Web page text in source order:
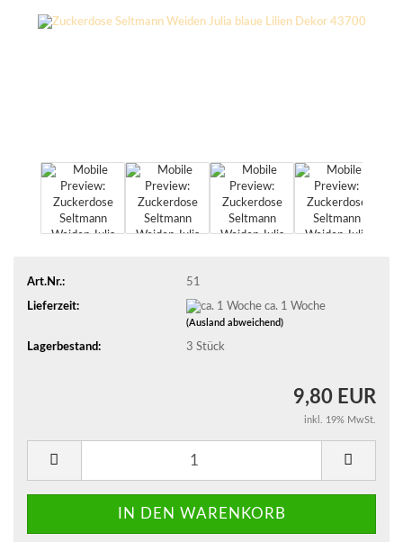
Art.Nr.: 51
Lieferzeit: ca. 1 Woche
(Ausland abweichend)
Lagerbestand: 3 Stück
9,80 EUR
inkl. 19% MwSt.